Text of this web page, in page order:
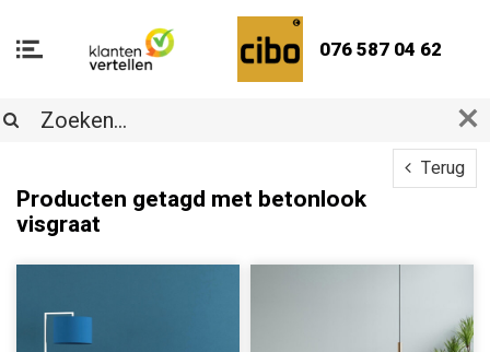
076 587 04 62
Terug
Producten getagd met betonlook
visgraat